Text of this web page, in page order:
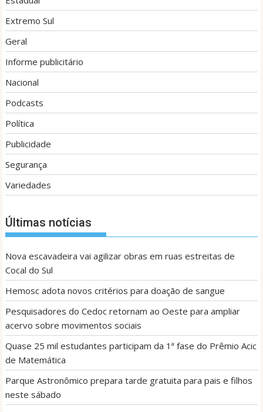
Extremo Sul
Geral
Informe publicitário
Nacional
Podcasts
Política
Publicidade
Segurança
Variedades
Últimas notícias
Nova escavadeira vai agilizar obras em ruas estreitas de
Cocal do Sul
Hemosc adota novos critérios para doação de sangue
Pesquisadores do Cedoc retornam ao Oeste para ampliar
acervo sobre movimentos sociais
Quase 25 mil estudantes participam da 1ª fase do Prêmio Acic
de Matemática
Parque Astronômico prepara tarde gratuita para pais e filhos
neste sábado